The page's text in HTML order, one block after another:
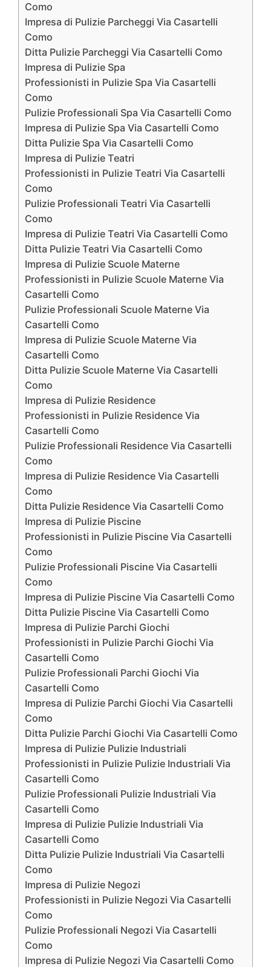
Como
Impresa di Pulizie Parcheggi Via Casartelli
Como
Ditta Pulizie Parcheggi Via Casartelli Como
Impresa di Pulizie Spa
Professionisti in Pulizie Spa Via Casartelli
Como
Pulizie Professionali Spa Via Casartelli Como
Impresa di Pulizie Spa Via Casartelli Como
Ditta Pulizie Spa Via Casartelli Como
Impresa di Pulizie Teatri
Professionisti in Pulizie Teatri Via Casartelli
Como
Pulizie Professionali Teatri Via Casartelli
Como
Impresa di Pulizie Teatri Via Casartelli Como
Ditta Pulizie Teatri Via Casartelli Como
Impresa di Pulizie Scuole Materne
Professionisti in Pulizie Scuole Materne Via
Casartelli Como
Pulizie Professionali Scuole Materne Via
Casartelli Como
Impresa di Pulizie Scuole Materne Via
Casartelli Como
Ditta Pulizie Scuole Materne Via Casartelli
Como
Impresa di Pulizie Residence
Professionisti in Pulizie Residence Via
Casartelli Como
Pulizie Professionali Residence Via Casartelli
Como
Impresa di Pulizie Residence Via Casartelli
Como
Ditta Pulizie Residence Via Casartelli Como
Impresa di Pulizie Piscine
Professionisti in Pulizie Piscine Via Casartelli
Como
Pulizie Professionali Piscine Via Casartelli
Como
Impresa di Pulizie Piscine Via Casartelli Como
Ditta Pulizie Piscine Via Casartelli Como
Impresa di Pulizie Parchi Giochi
Professionisti in Pulizie Parchi Giochi Via
Casartelli Como
Pulizie Professionali Parchi Giochi Via
Casartelli Como
Impresa di Pulizie Parchi Giochi Via Casartelli
Como
Ditta Pulizie Parchi Giochi Via Casartelli Como
Impresa di Pulizie Pulizie Industriali
Professionisti in Pulizie Pulizie Industriali Via
Casartelli Como
Pulizie Professionali Pulizie Industriali Via
Casartelli Como
Impresa di Pulizie Pulizie Industriali Via
Casartelli Como
Ditta Pulizie Pulizie Industriali Via Casartelli
Como
Impresa di Pulizie Negozi
Professionisti in Pulizie Negozi Via Casartelli
Como
Pulizie Professionali Negozi Via Casartelli
Como
Impresa di Pulizie Negozi Via Casartelli Como